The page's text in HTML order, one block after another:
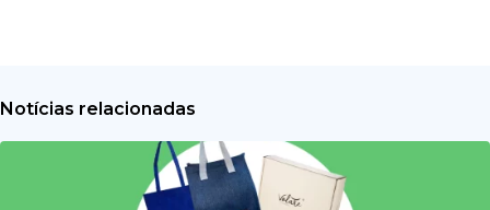
Notícias relacionadas